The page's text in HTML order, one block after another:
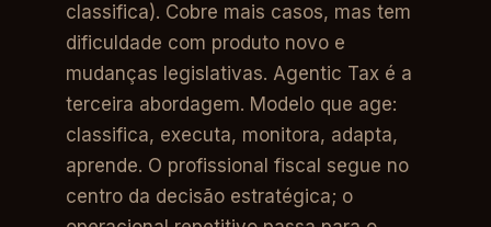
classifica). Cobre mais casos, mas tem
dificuldade com produto novo e
mudanças legislativas. Agentic Tax é a
terceira abordagem. Modelo que age:
classifica, executa, monitora, adapta,
aprende. O profissional fiscal segue no
centro da decisão estratégica; o